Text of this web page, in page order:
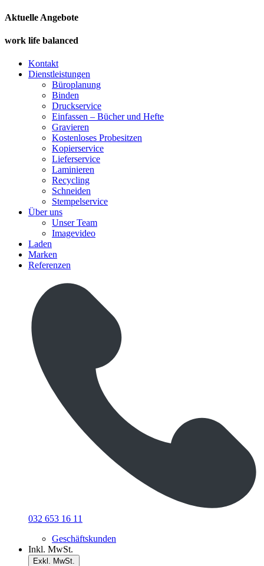
Aktuelle Angebote
work life balanced
Kontakt
Dienstleistungen
Büroplanung
Binden
Druckservice
Einfassen – Bücher und Hefte
Gravieren
Kostenloses Probesitzen
Kopierservice
Lieferservice
Laminieren
Recycling
Schneiden
Stempelservice
Über uns
Unser Team
Imagevideo
Laden
Marken
Referenzen
032 653 16 11
Geschäftskunden
Inkl. MwSt.
Exkl. MwSt.